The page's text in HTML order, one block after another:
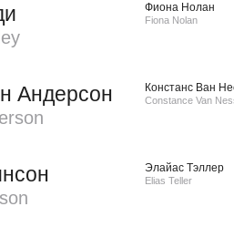
Фиона Нолан
Fiona Nolan
Андерсон Констанс Ван
Constance Van
Элайас Тэллер
Elias Teller